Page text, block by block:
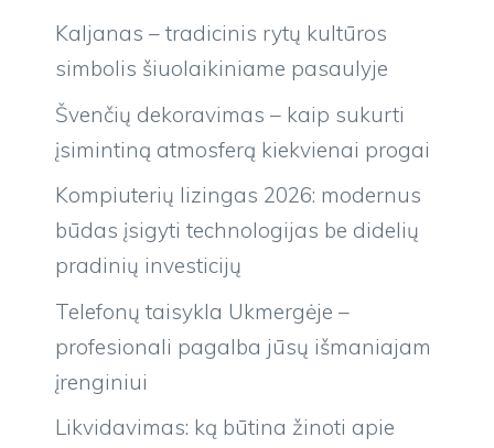
Kaljanas – tradicinis rytų kultūros
simbolis šiuolaikiniame pasaulyje
Švenčių dekoravimas – kaip sukurti
įsimintiną atmosferą kiekvienai progai
Kompiuterių lizingas 2026: modernus
būdas įsigyti technologijas be didelių
pradinių investicijų
Telefonų taisykla Ukmergėje –
profesionali pagalba jūsų išmaniajam
įrenginiui
Likvidavimas: ką būtina žinoti apie